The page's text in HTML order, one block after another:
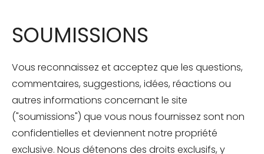
SOUMISSIONS
Vous reconnaissez et acceptez que les questions,
commentaires, suggestions, idées, réactions ou
autres informations concernant le site
("soumissions") que vous nous fournissez sont non
confidentielles et deviennent notre propriété
exclusive. Nous détenons des droits exclusifs, y